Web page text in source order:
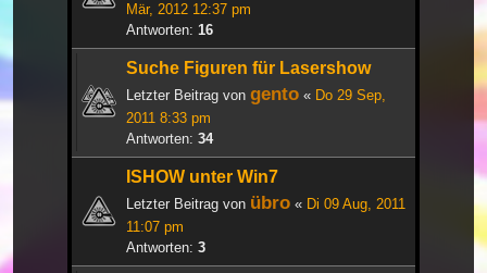
Mär, 2012 12:37 pm
Antworten: 16
Suche Figuren für Lasershow
Letzter Beitrag von gento « Do 29 Sep,
2011 8:33 pm
Antworten: 34
ISHOW unter Win7
Letzter Beitrag von übro « Di 09 Aug, 2011
11:07 pm
Antworten: 3